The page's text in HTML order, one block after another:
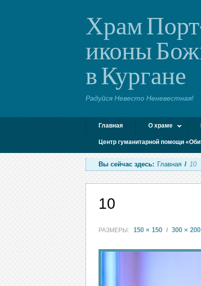
Храм
иконы
в Кургане
Радуйся Невесто Неневестная!
Главная О храме
Центр гуманитарной помощи
Вы сейчас здесь: Главная / 10
10
РАЗМЕРЫ: 150 × 150 / 300 × 200